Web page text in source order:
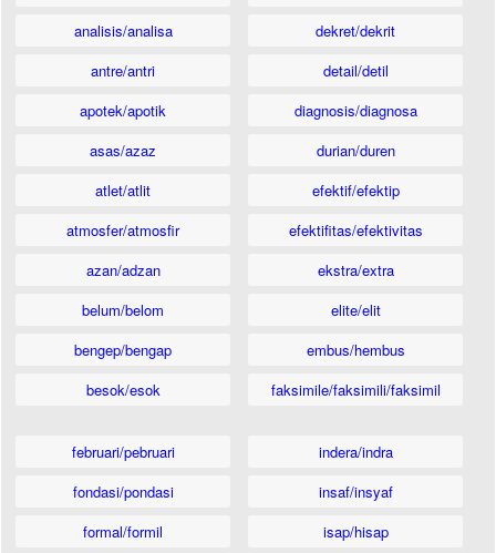
analisis/analisa
antre/antri
apotek/apotik
asas/azaz
atlet/atlit
atmosfer/atmosfir
azan/adzan
belum/belom
bengep/bengap
besok/esok
dekret/dekrit
detail/detil
diagnosis/diagnosa
durian/duren
efektif/efektip
efektifitas/efektivitas
ekstra/extra
elite/elit
embus/hembus
faksimile/faksimili/faksimil
februari/pebruari
fondasi/pondasi
formal/formil
indera/indra
insaf/insyaf
isap/hisap